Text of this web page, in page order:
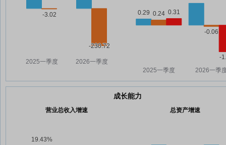
成长能力
营业总收入增速 总资产增速